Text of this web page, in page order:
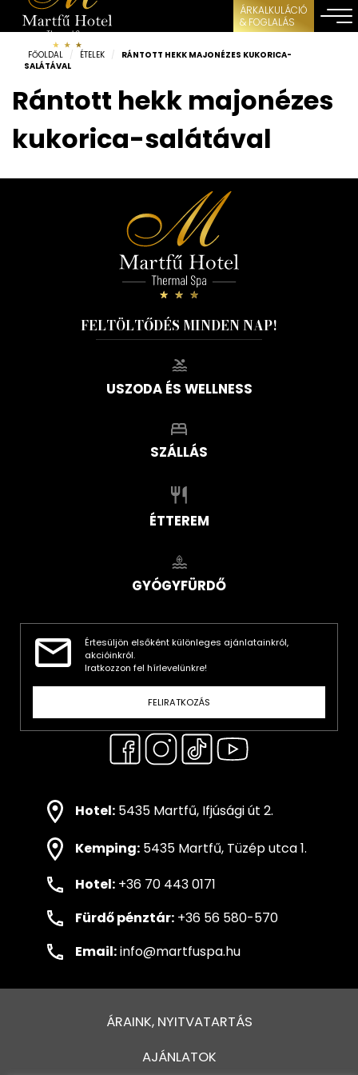
ÁRKALKULÁCIÓ
& FOGLALÁS
FŐOLDAL / ÉTELEK /
RÁNTOTT HEKK MAJONÉZES KUKORICA-
SALÁTÁVAL
Rántott hekk majonézes
kukorica-salátával
FELTÖLTŐDÉS MINDEN NAP!
USZODA ÉS WELLNESS
SZÁLLÁS
ÉTTEREM
GYÓGYFÜRDŐ
Értesüljön elsőként különleges ajánlatainkról,
akcióinkról.
Iratkozzon fel hírlevelünkre!
FELIRATKOZÁS
Hotel: 5435 Martfű, Ifjúsági út 2.
Kemping: 5435 Martfű, Tüzép utca 1.
Hotel: +36 70 443 0171
Fürdő pénztár: +36 56 580-570
Email:info@martfuspa.hu
ÁRAINK, NYITVATARTÁS
AJÁNLATOK